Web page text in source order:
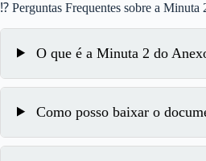
⁉ Perguntas Frequentes sobre a Minuta
O que é a Minuta 2 do
Como posso baixar o